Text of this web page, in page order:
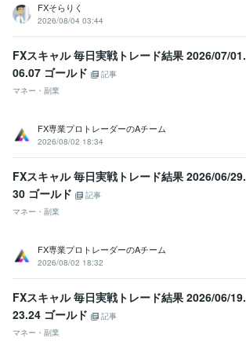
FXそらりく
2026/08/04 03:44
FXスキャル 毎日実戦トレード結果 2026/07/01.
06.07 ゴールド
記事
マネー・副業
FX専業プロトレーダーのAチーム
2026/08/02 18:34
FXスキャル 毎日実戦トレード結果 2026/06/29.
30 ゴールド
記事
マネー・副業
FX専業プロトレーダーのAチーム
2026/08/02 18:32
FXスキャル 毎日実戦トレード結果 2026/06/19.
23.24 ゴールド
記事
マネー・副業